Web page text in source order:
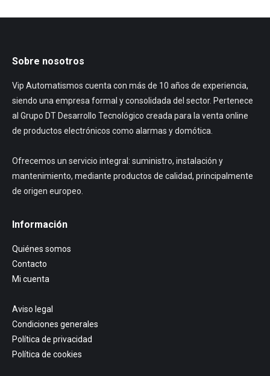
Sobre nosotros
Vip Automatismos cuenta con más de 10 años de experiencia,
siendo una empresa formal y consolidada del sector. Pertenece
al Grupo DT Desarrollo Tecnológico creada para la venta online
de productos electrónicos como alarmas y domótica.
Ofrecemos un servicio integral: suministro, instalación y
mantenimiento, mediante productos de calidad, principalmente
de origen europeo.
Información
Quiénes somos
Contacto
Mi cuenta
Aviso legal
Condiciones generales
Política de privacidad
Política de cookies